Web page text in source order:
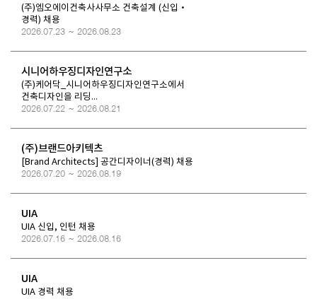
(주)엠오에이건축사사무소 건축설계 (신입·
경력) 채용
2026.07.23 ~ 2026.08.23
시니어하우징디자인연구소
(주)케어닥_시니어하우징디자인연구소에서
건축디자인을 리딩...
2026.07.22 ~ 2026.08.21
(주)브랜드아키텍츠
[Brand Architects] 공간디자이너(경력) 채용
2026.07.20 ~ 2026.08.19
UIA
UIA 신입, 인턴 채용
2026.07.16 ~ 2026.08.16
UIA
UIA 경력 채용